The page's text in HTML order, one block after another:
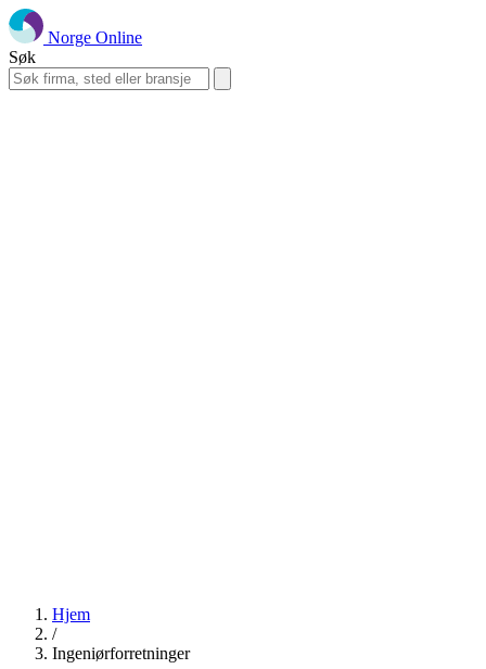
Norge Online
Søk
Hjem
/
Ingeniørforretninger